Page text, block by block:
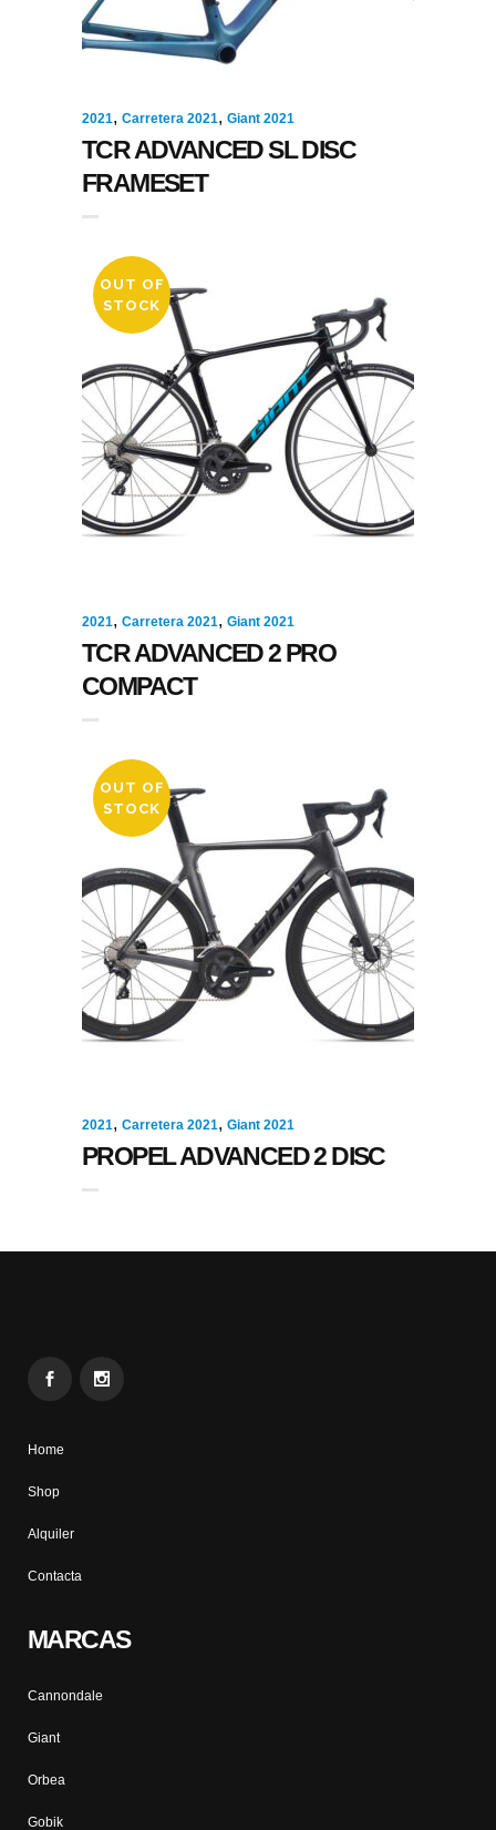
2021, Carretera 2021, Giant 2021
TCR ADVANCED SL DISC
FRAMESET
OUT OF
STOCK
2021, Carretera 2021, Giant 2021
TCR ADVANCED 2 PRO
COMPACT
OUT OF
STOCK
2021, Carretera 2021, Giant 2021
PROPEL ADVANCED 2 DISC
Home
Shop
Alquiler
Contacta
MARCAS
Cannondale
Giant
Orbea
Gobik